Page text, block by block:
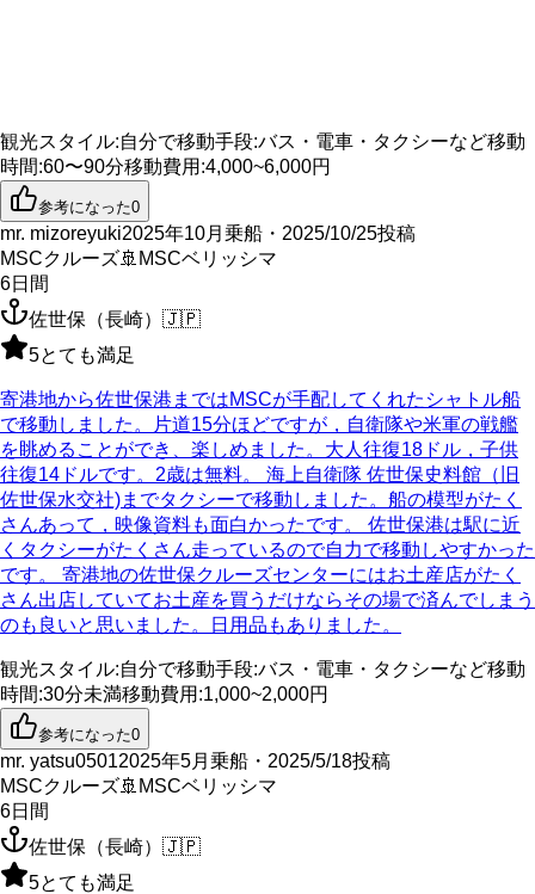
観光スタイル:自分で移動手段:バス・電車・タクシーなど移動
時間:60〜90分移動費用 :4,000~6,000円
参考になった0
mr. mizoreyuki2025年10月乗船・2025/10/25投稿
MSCクルーズ🚢 MSCベリッシマ
6日間
佐世保（長崎） 🇯🇵
5とても満足
寄港地から佐世保港まではMSCが手配してくれたシャトル船
で移動しました。片道15分ほどですが，自衛隊や米軍の戦艦
を眺めることができ、楽しめました。大人往復18ドル，子供
往復14ドルです。2歳は無料。 海上自衛隊 佐世保史料館（旧
佐世保水交社)までタクシーで移動しました。船の模型がたく
さんあって，映像資料も面白かったです。 佐世保港は駅に近
くタクシーがたくさん走っているので自力で移動しやすかった
です。 寄港地の佐世保クルーズセンターにはお土産店がたく
さん出店していてお土産を買うだけならその場で済んでしまう
のも良いと思いました。日用品もありました。
観光スタイル:自分で移動手段:バス・電車・タクシーなど移動
時間:30分未満移動費用 :1,000~2,000円
参考になった0
mr. yatsu05012025年5月乗船・2025/5/18投稿
MSCクルーズ🚢 MSCベリッシマ
6日間
佐世保（長崎） 🇯🇵
5とても満足